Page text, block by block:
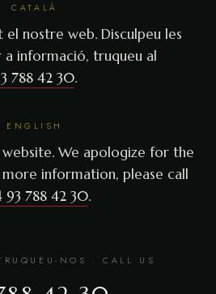
CATALÀ
el nostre web. Disculpeu les
a informació, truqueu al
788 42 30.
ENGLISH
We apologize for the
more information, please call
93 788 42 30.
NOS · CALL US